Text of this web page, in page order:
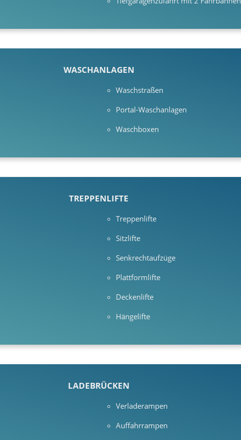
WASCHANLAGEN
Waschstraßen
Portal-Waschanlagen
Waschboxen
TREPPENLIFTE
Treppenlifte
Sitzlifte
Senkrechtaufzüge
Plattformlifte
Deckenlifte
Hängelifte
LADEBRÜCKEN
Verladerampen
Auffahrrampen